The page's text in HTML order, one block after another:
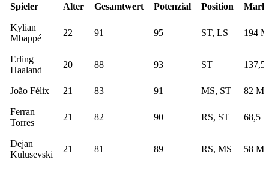
Spieler Alter Gesamtwert Potenzial Position
Kylian
Mbappé
22 91 95 ST, LS 194
Erling
Haaland
20 88 93 ST 137,5
João Félix 21 83 91 MS, ST 82
Ferran
Torres
21 82 90 RS, ST 68,5
Dejan
Kulusevski
21 81 89 RS, MS 58